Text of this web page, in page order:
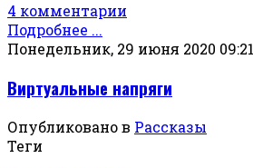
4 комментарии
Подробнее ...
Понедельник, 29 июня 2020 09:21
Виртуальные напряги
Опубликовано в Рассказы
Теги